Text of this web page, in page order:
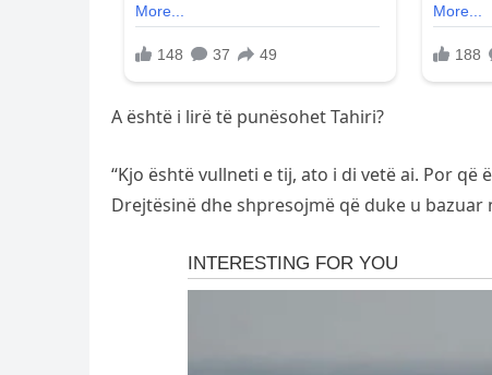
A është i lirë të punësohet Tahiri?
“Kjo është vullneti e tij, ato i di vetë ai. Por
Drejtësinë dhe shpresojmë që duke u